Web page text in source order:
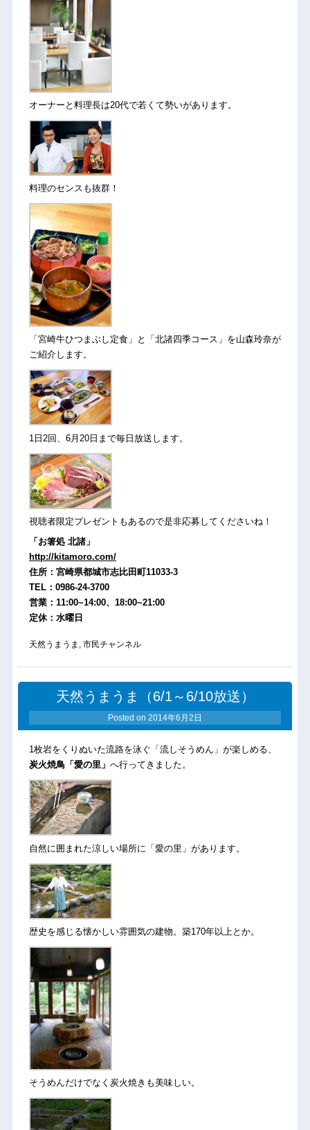
オーナーと料理長は20代で若くて勢いがあります。
料理のセンスも抜群！
「宮崎牛ひつまぶし定食」と「北諸四季コース」を山森玲奈が
ご紹介します。
1日2回、6月20日まで毎日放送します。
視聴者限定プレゼントもあるので是非応募してくださいね！
「お箸処 北諸」
http://kitamoro.com/
住所：宮崎県都城市志比田町11033-3
TEL：0986-24-3700
営業：11:00~14:00、18:00~21:00
定休：水曜日
天然うまうま , 市民チャンネル
天然うまうま（6/1～6/10放送）
Posted on 2014年6月2日
1枚岩をくりぬいた流路を泳ぐ「流しそうめん」が楽しめる、
炭火焼鳥「愛の里」 へ行ってきました。
自然に囲まれた涼しい場所に「愛の里」があります。
歴史を感じる懐かしい雰囲気の建物。築170年以上とか。
そうめんだけでなく炭火焼きも美味しい。